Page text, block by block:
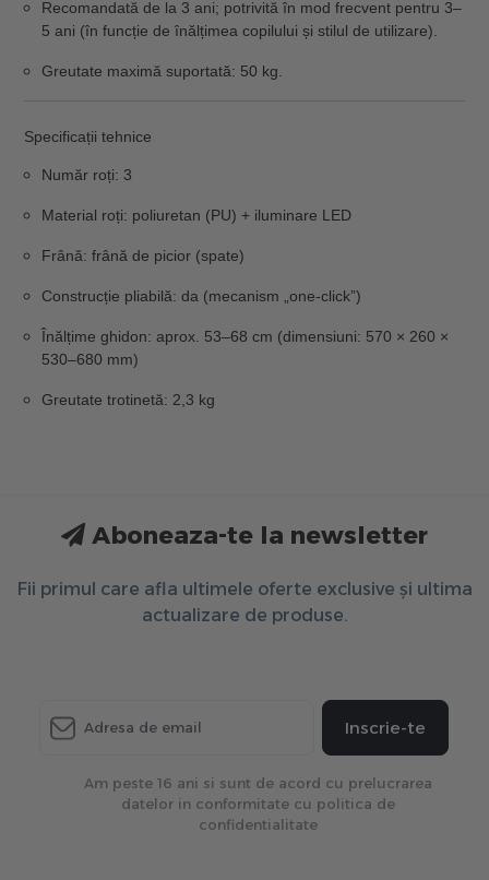
Recomandată de la 3 ani; potrivită în mod frecvent pentru 3–
5 ani (în funcție de înălțimea copilului și stilul de utilizare).
Greutate maximă suportată: 50 kg.
Specificații tehnice
Număr roți: 3
Material roți: poliuretan (PU) + iluminare LED
Frână: frână de picior (spate)
Construcție pliabilă: da (mecanism „one-click”)
Înălțime ghidon: aprox. 53–68 cm (dimensiuni: 570 × 260 ×
530–680 mm)
Greutate trotinetă: 2,3 kg
Aboneaza-te la newsletter
Fii primul care afla ultimele oferte exclusive și ultima
actualizare de produse.
Inscrie-te
Am peste 16 ani si sunt de acord cu prelucrarea
datelor in conformitate cu politica de
confidentialitate